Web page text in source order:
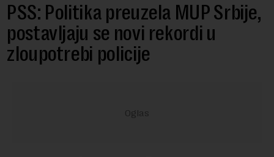
PSS: Politika preuzela MUP Srbije,
postavljaju se novi rekordi u
zloupotrebi policije